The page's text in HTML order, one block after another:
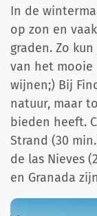
In de
op zon en
graden. Zo
van het mooie
wijnen;) Bij
natuur, maar
bieden heeft.
Strand (30
de las Nieves
en Granada